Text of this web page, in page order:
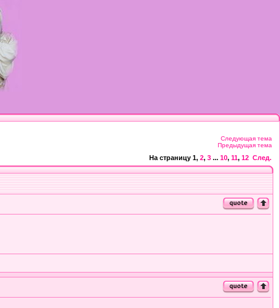
Следующая тема
Предыдущая тема
На страницу 1, 2, 3 ... 10, 11, 12 След.